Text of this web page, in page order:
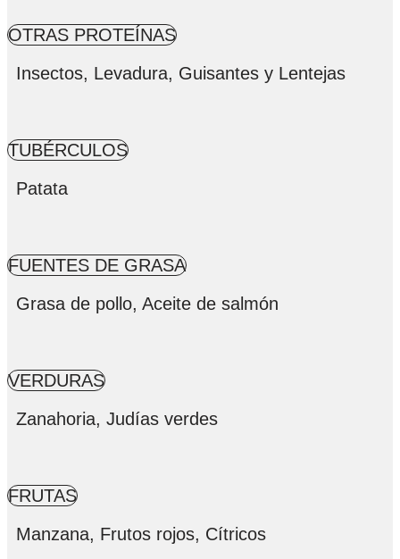
OTRAS PROTEÍNAS
Insectos, Levadura, Guisantes y Lentejas
TUBÉRCULOS
Patata
FUENTES DE GRASA
Grasa de pollo, Aceite de salmón
VERDURAS
Zanahoria, Judías verdes
FRUTAS
Manzana, Frutos rojos, Cítricos